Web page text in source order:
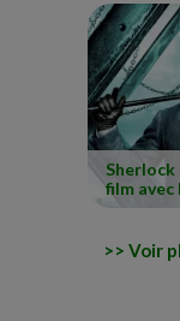
Sherlock
film avec
Voir